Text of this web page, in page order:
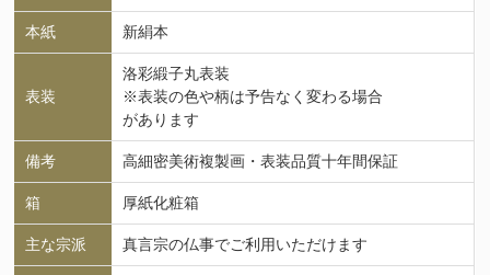
本紙 新絹本
表装
洛彩緞子丸表装
※表装の色や柄は予告なく変わる場合
があります
備考 高細密美術複製画・表装品質十年間保証
箱 厚紙化粧箱
主な宗派 真言宗の仏事でご利用いただけます